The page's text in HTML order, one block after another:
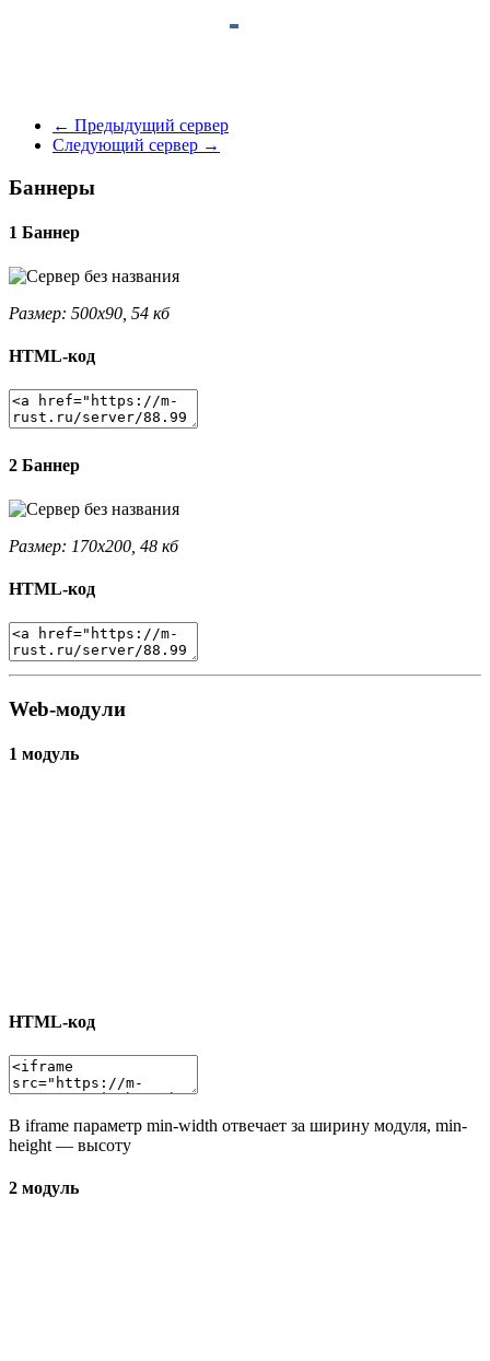
← Предыдущий сервер
Следующий сервер →
Баннеры
1 Баннер
Размер: 500x90, 54 кб
HTML-код
2 Баннер
Размер: 170x200, 48 кб
HTML-код
Web-модули
1 модуль
HTML-код
В iframe параметр min-width отвечает за ширину модуля, min-
height — высоту
2 модуль